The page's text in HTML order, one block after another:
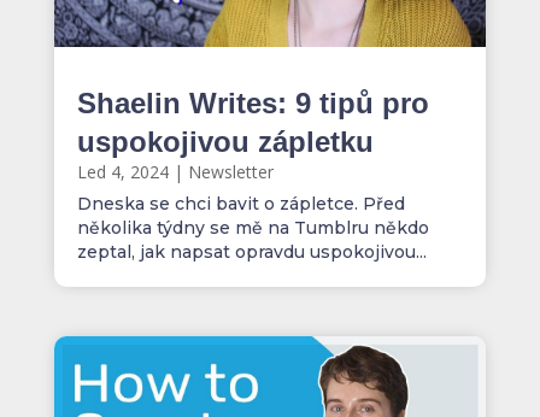
Shaelin Writes: 9 tipů pro
uspokojivou zápletku
Led 4, 2024| Newsletter
Dneska se chci bavit o zápletce. Před
několika týdny se mě na Tumblru někdo
zeptal, jak napsat opravdu uspokojivou...